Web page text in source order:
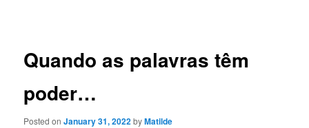
Quando as palavras têm
poder…
Posted onJanuary 31, 2022byMatilde